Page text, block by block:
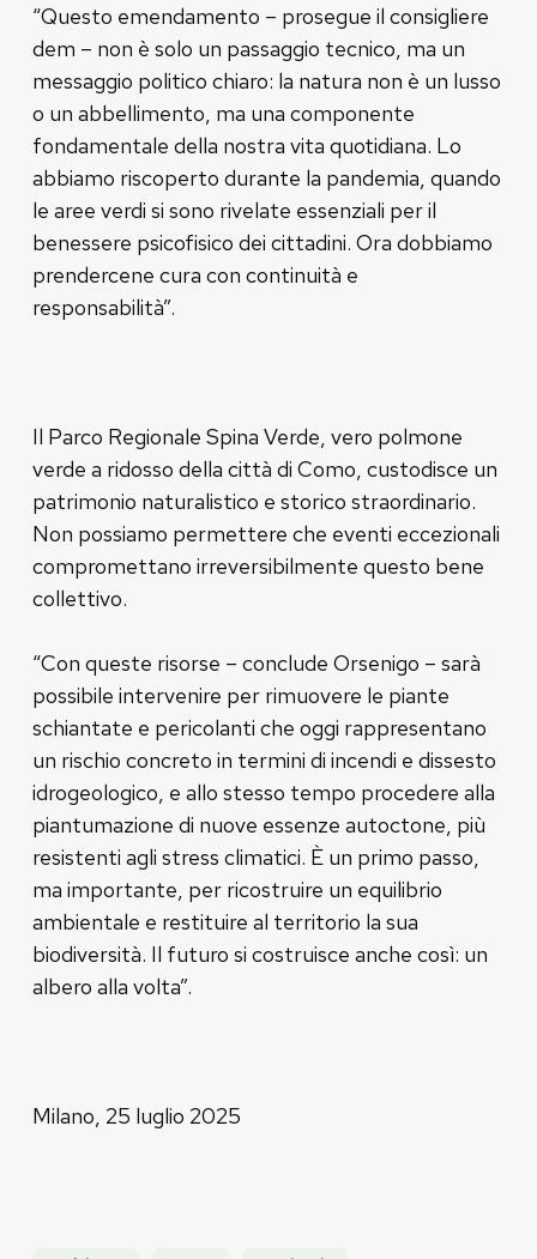
“Questo emendamento – prosegue il consigliere
dem – non è solo un passaggio tecnico, ma un
messaggio politico chiaro: la natura non è un lusso
o un abbellimento, ma una componente
fondamentale della nostra vita quotidiana. Lo
abbiamo riscoperto durante la pandemia, quando
le aree verdi si sono rivelate essenziali per il
benessere psicofisico dei cittadini. Ora dobbiamo
prendercene cura con continuità e
responsabilità”.
Il Parco Regionale Spina Verde, vero polmone
verde a ridosso della città di Como, custodisce un
patrimonio naturalistico e storico straordinario.
Non possiamo permettere che eventi eccezionali
compromettano irreversibilmente questo bene
collettivo.
“Con queste risorse – conclude Orsenigo – sarà
possibile intervenire per rimuovere le piante
schiantate e pericolanti che oggi rappresentano
un rischio concreto in termini di incendi e dissesto
idrogeologico, e allo stesso tempo procedere alla
piantumazione di nuove essenze autoctone, più
resistenti agli stress climatici. È un primo passo,
ma importante, per ricostruire un equilibrio
ambientale e restituire al territorio la sua
biodiversità. Il futuro si costruisce anche così: un
albero alla volta”.
Milano, 25 luglio 2025